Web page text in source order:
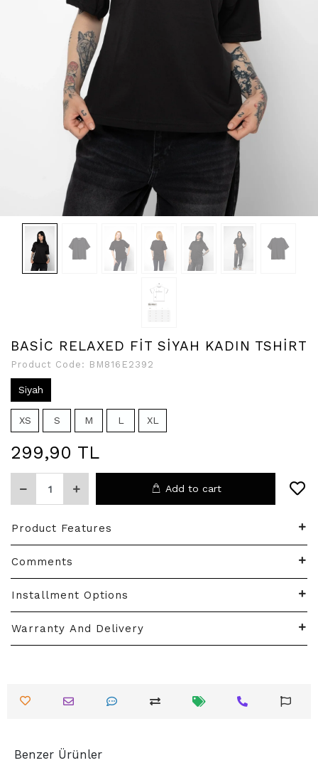
BASİC RELAXED FİT SİYAH KADIN TSHİRT
Product Code: BM816E2392
Siyah
XS S M L XL
299,90 TL
Add to cart
Product Features
Comments
Installment Options
Warranty And Delivery
Benzer Ürünler